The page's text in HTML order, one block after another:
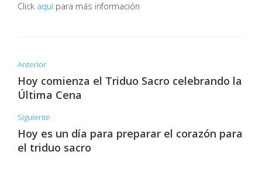
Click aquípara más información
Anterior
Hoy comienza el Triduo Sacro celebrando la
Última Cena
Siguiente
Hoy es un día para preparar el corazón para
el triduo sacro